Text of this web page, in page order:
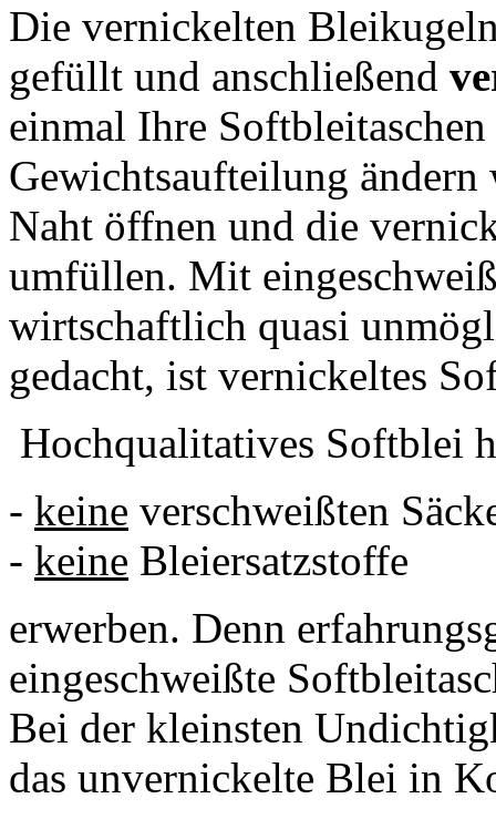
Die vernickelten
gefüllt und anschließend
einmal Ihre
Gewichtsaufteilung
Naht öffnen und die
umfüllen. Mit
wirtschaftlich quasi
gedacht, ist vernickeltes
Hochqualitatives Softblei
- keine verschweißten
- keine Bleiersatzstoffe
erwerben. Denn
eingeschweißte
Bei der kleinsten
das unvernickelte Blei in